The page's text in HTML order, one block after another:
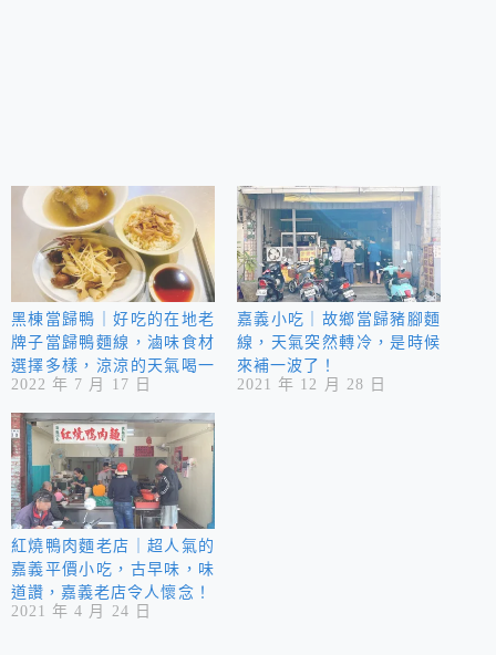
黑棟當歸鴨｜好吃的在地老
牌子當歸鴨麵線，滷味食材
選擇多樣，涼涼的天氣喝一
碗熱燙，老牌嘉義小吃！
2022 年 7 月 17 日
嘉義小吃｜故鄉當歸豬腳麵
線，天氣突然轉冷，是時候
來補一波了！
2021 年 12 月 28 日
紅燒鴨肉麵老店｜超人氣的
嘉義平價小吃，古早味，味
道讚，嘉義老店令人懷念！
2021 年 4 月 24 日